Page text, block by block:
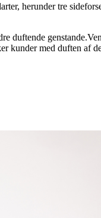
herunder tre
duftende
kunder med duften af